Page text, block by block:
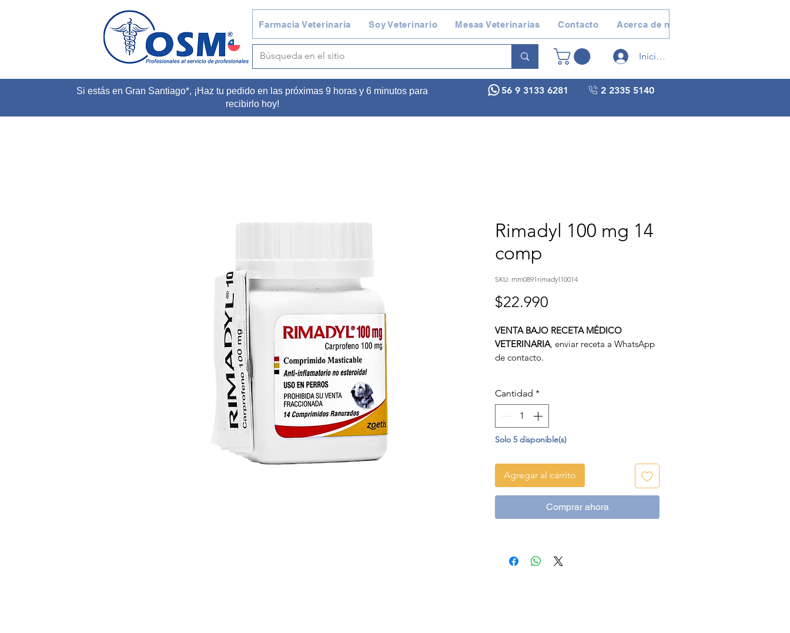
Farmacia Veterinaria Soy Veterinario Mesas Veterinarias Contacto Acerca de nosotros
Iniciar sesión
Si estás en Gran Santiago*, ¡Haz tu pedido en las próximas 9 horas y 6 minutos para
recibirlo hoy!
2 2335 5140
56 9 3133 6281
Rimadyl 100 mg 14
comp
SKU: mm0891rimadyl10014
$22.990
VENTA BAJO RECETA MÉDICO
VETERINARIA, enviar receta a WhatsApp
de contacto.
deCarprofeno
selectivo de la COX2.
Cantidad *
Solo 5 disponible(s)
Agregar al carrito
Comprar ahora